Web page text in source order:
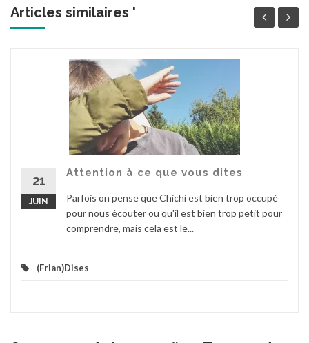
Articles similaires '
21
JUIN
Attention à ce que vous dites
Parfois on pense que Chichi est bien trop occupé
pour nous écouter ou qu'il est bien trop petit pour
comprendre, mais cela est le...
(Frian)Dises